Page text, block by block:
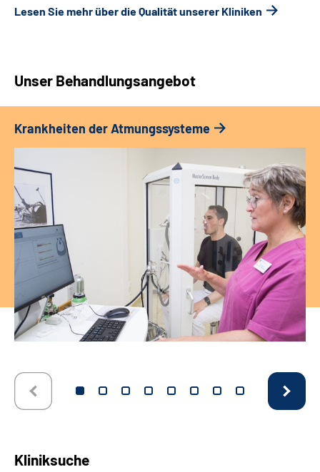
Lesen Sie mehr über die Qualität unserer Kliniken
Unser Behandlungsangebot
Krankheiten der Atmungssysteme
Kliniksuche